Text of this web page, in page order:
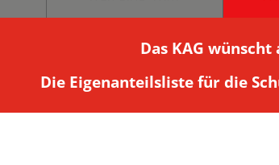
Das KAG
Die Eigenanteilsliste für die